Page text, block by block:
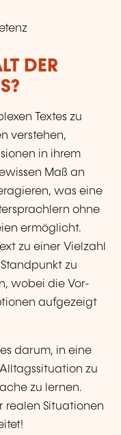
DER
Textes zu
verstehen,
in ihrem
Maß an
was eine
ohne
ermöglicht.
zu einer Vielzahl
zu
wobei die Vor-
aufgezeigt
darum, in eine
zu
zu lernen.
realen Situationen